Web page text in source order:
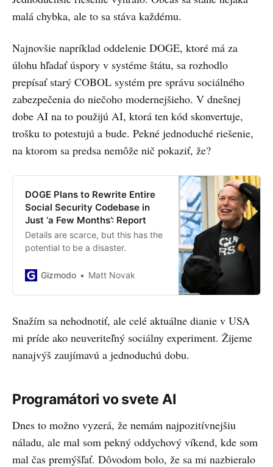
malá chybka, ale to sa stáva každému.
Najnovšie napríklad oddelenie DOGE, ktoré má za
úlohu hľadať úspory v systéme štátu, sa rozhodlo
prepísať starý COBOL systém pre správu sociálného
zabezpečenia do niečoho modernejšieho. V dnešnej
dobe AI na to použijú AI, ktorá ten kód skonvertuje,
trošku to potestujú a bude. Pekné jednoduché riešenie,
na ktorom sa predsa nemôže nič pokaziť, že?
DOGE Plans to Rewrite Entire
Social Security Codebase in
Just ‘a Few Months’: Report
Details are scarce, but this has the
potential to be a disaster.
Gizmodo Matt Novak
Snažím sa nehodnotiť, ale celé aktuálne dianie v USA
mi príde ako neuveriteľný sociálny experiment. Žijeme
nanajvýš zaujímavú a jednoduchú dobu.
Programátori vo svete AI
Dnes to možno vyzerá, že nemám najpozitívnejšiu
náladu, ale mal som pekný oddychový víkend, kde som
mal čas premýšľať. Dôvodom bolo, že sa mi nazbieralo